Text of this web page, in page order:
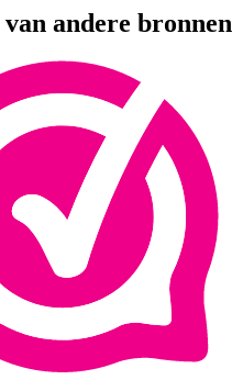
van andere bronnen